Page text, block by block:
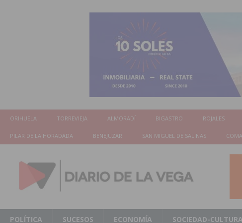
ORIHUELA TORREVIEJA ALMORADÍ BIGASTRO ROJALES
PILAR DE LA HORADADA BENEJUZAR SAN MIGUEL DE SALINAS
POLÍTICA SUCESOS ECONOMÍA SOCIEDAD-CULTURA